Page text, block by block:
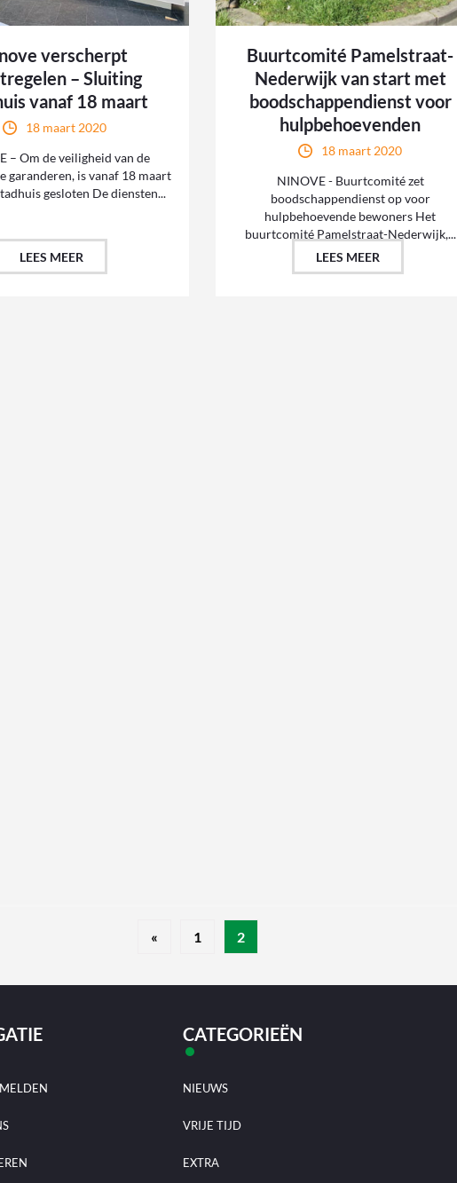
verscherpt
– Sluiting
vanaf 18 maart
18 maart 2020
– Om de veiligheid van de
garanderen, is vanaf 18 maart
gesloten De diensten...
LEES MEER
Buurtcomité Pamelstraat-
Nederwijk van start met
boodschappendienst voor
hulpbehoevenden
18 maart 2020
NINOVE - Buurtcomité zet
boodschappendienst op voor
hulpbehoevende bewoners Het
buurtcomité Pamelstraat-Nederwijk,...
LEES MEER
« 1 2
CATEGORIEËN
NIEUWS
VRIJE TIJD
EXTRA